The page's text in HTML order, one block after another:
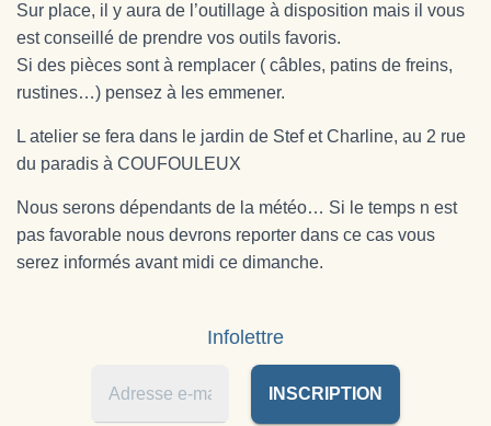
I
T
N
Sur place, il y aura de l’outillage à disposition mais il vous
est conseillé de prendre vos outils favoris.
Si des pièces sont à remplacer ( câbles, patins de freins,
rustines…) pensez à les emmener.
L atelier se fera dans le jardin de Stef et Charline, au 2 rue
du paradis à COUFOULEUX
Nous serons dépendants de la météo… Si le temps n est
pas favorable nous devrons reporter dans ce cas vous
serez informés avant midi ce dimanche.
Infolettre